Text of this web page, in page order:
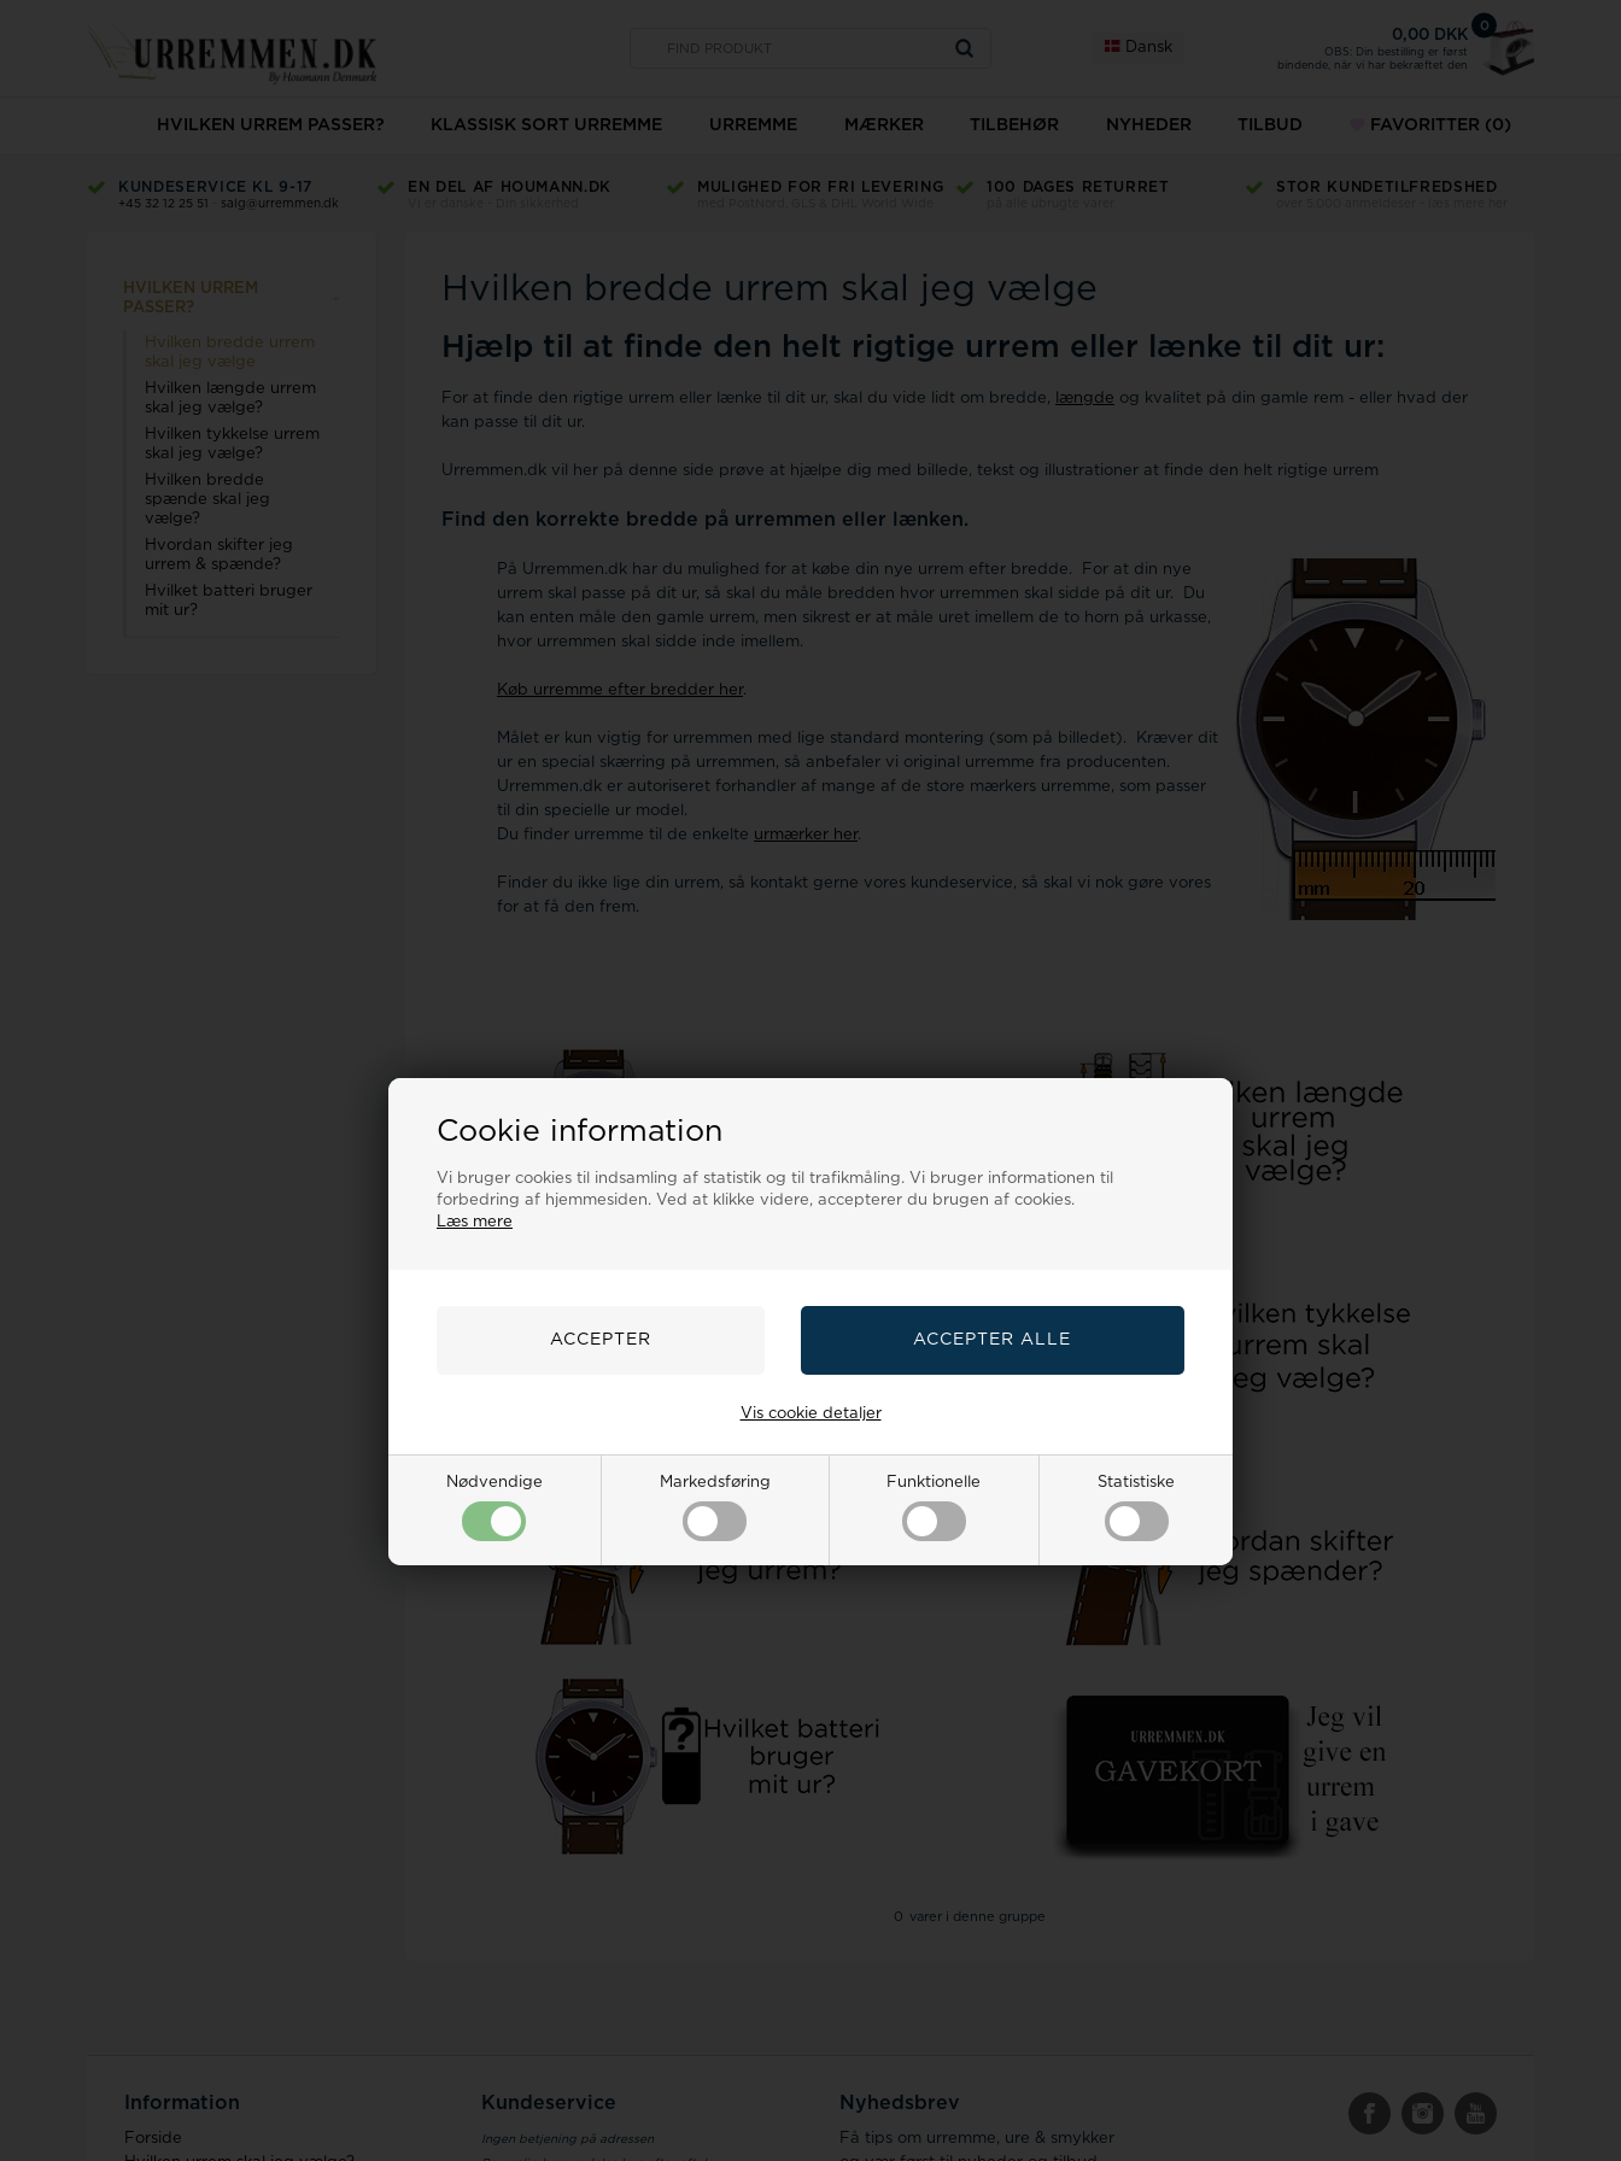
Cookie information
Vi bruger cookies til indsamling af statistik og til trafikmåling. Vi bruger informationen til
forbedring af hjemmesiden. Ved at klikke videre, accepterer du brugen af cookies.
Læs mere
Nødvendige Markedsføring Funktionelle Statistiske
Vis cookie detaljer
Dansk
0
0,00 DKK
OBS: Din bestilling er først
bindende, når vi har bekræftet den
HVILKEN URREM PASSER? KLASSISK SORT URREMME URREMME
Type
Materiale
MÆRKER TILBEHØR
Ur glas
NYHEDER TILBUD FAVORITTER (0)
KUNDESERVICE KL 9-17
+45 32 12 25 51 salg@urremmen.dk
EN DEL AF HOUMANN.DK MULIGHED FOR FRI LEVERING 100 DAGES RETURRET STOR KUNDETILFREDSHED
HVILKEN URREM
PASSER?
Hvilken bredde urrem
skal jeg vælge
Hvilken længde urrem
skal jeg vælge?
Hvilken tykkelse urrem
skal jeg vælge?
Hvilken bredde
spænde skal jeg
vælge?
Hvordan skifter jeg
urrem & spænde?
Hvilket batteri bruger
mit ur?
Hvilken bredde urrem skal jeg vælge
Hjælp til at finde den helt rigtige urrem eller lænke til dit ur:
For at finde den rigtige urrem eller lænke til dit ur, skal du vide lidt om bredde, længde og kvalitet på din gamle rem - eller hvad der
kan passe til dit ur.
Urremmen.dk vil her på denne side prøve at hjælpe dig med billede, tekst og illustrationer at finde den helt rigtige urrem
Find den korrekte bredde på urremmen eller lænken.
På Urremmen.dk har du mulighed for at købe din nye urrem efter bredde.
For at din nye
urrem skal passe på dit ur, så skal du måle bredden hvor urremmen skal sidde på dit ur. Du
kan enten måle den gamle urrem, men sikrest er at måle uret imellem de to horn på urkasse,
hvor urremmen skal sidde inde imellem.
Køb urremme efter bredder her.
Målet er kun vigtig for urremmen med lige standard montering (som på billedet). Kræver dit
ur en special skærring på urremmen, så anbefaler vi original urremme fra producenten.
Urremmen.dk er autoriseret forhandler af mange af de store mærkers urremme, som passer
til din specielle ur model.
Du finder urremme til de enkelte urmærker her.
Finder du ikke lige din urrem, så kontakt gerne vores kundeservice, så skal vi nok gøre vores
for at få den frem.
0 varer i denne gruppe
Information
Forside
Kundeservice
Ingen betjening på adressen
Nyhedsbrev
Få tips om urremme, ure & smykker